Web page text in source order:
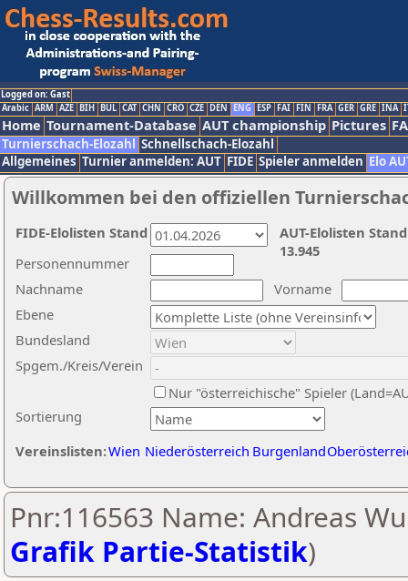
Logged on: Gast
Arabic ARM AZE BIH BUL CAT CHN CRO CZE DEN ENG ESP FAI FIN FRA GER GRE INA
Home Tournament-Database AUT championship Pictures
Turnierschach-Elozahl Schnellschach-Elozahl
Allgemeines Turnier anmelden: AUT FIDE Spieler anmelden Elo
Willkommen bei den offiziellen
Nachname
Vorname
Ebene
Sortierung
Personennummer
Bundesland
Spgem./Kreis/Verein
Nur "österreichische" Spieler
Vereinslisten:Wien Niederösterreich Burgenland
AUT-Elolisten
13.945
FIDE-Elolisten Stand
Pnr:116563 Name: Andreas
Grafik Partie-Statistik)